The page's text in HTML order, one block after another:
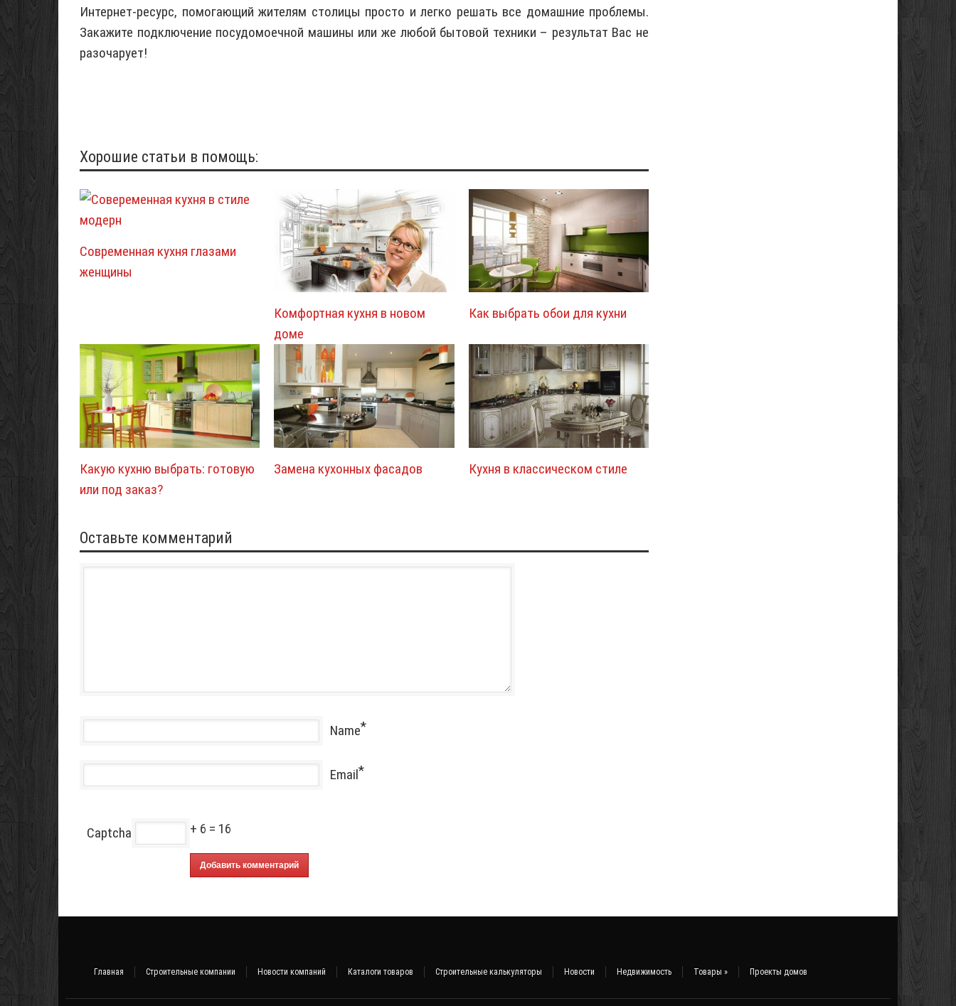
Интернет-ресурс, помогающий жителям столицы просто и легко решать все домашние проблемы.
Закажите подключение посудомоечной машины или же любой бытовой техники – результат Вас не
разочарует!
Хорошие статьи в помощь:
Современная кухня глазами
женщины
Комфортная кухня в новом
доме
Как выбрать обои для кухни
Какую кухню выбрать: готовую
или под заказ?
Замена кухонных фасадов Кухня в классическом стиле
Оставьте комментарий
Name*
Email*
Captcha + 6 = 16
Главная Строительные компании Новости компаний Каталоги товаров Строительные калькуляторы Новости Недвижимость Товары » Проекты домов